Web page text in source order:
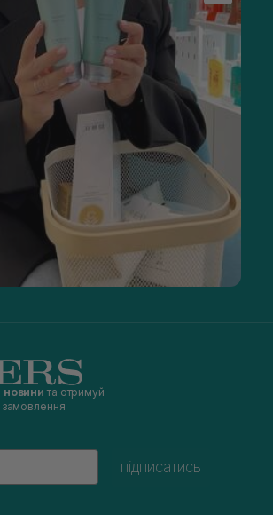
новини та отримуй
підписатись